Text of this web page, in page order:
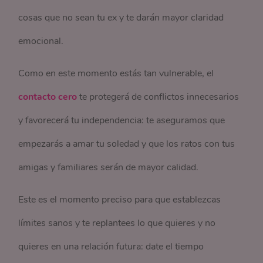
cosas que no sean tu ex y te darán mayor claridad
emocional.
Como en este momento estás tan vulnerable, el
contacto cerote protegerá de conflictos innecesarios
y favorecerá tu independencia: te aseguramos que
empezarás a amar tu soledad y que los ratos con tus
amigas y familiares serán de mayor calidad.
Este es el momento preciso para que establezcas
límites sanos y te replantees lo que quieres y no
quieres en una relación futura: date el tiempo